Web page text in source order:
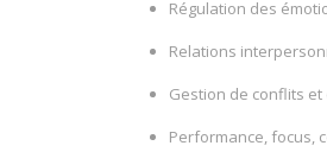
Régulation des
Relations
Gestion de conflits et
Performance, focus,